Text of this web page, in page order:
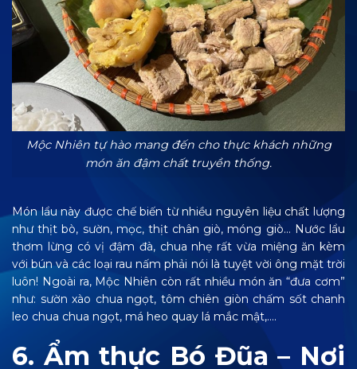
Mộc Nhiên tự hào mang đến cho thực khách những
món ăn đậm chất truyền thống.
Món lẩu này được chế biến từ nhiều nguyên liệu chất lượng
như thịt bò, sườn, mọc, thịt chân giò, móng giò… Nước lẩu
thơm lừng có vị đậm đà, chua nhẹ rất vừa miệng ăn kèm
với bún và các loại rau nấm phải nói là tuyệt vời ông mặt trời
luôn! Ngoài ra, Mộc Nhiên còn rất nhiều món ăn “đưa cơm”
như: sườn xào chua ngọt, tôm chiên giòn chấm sốt chanh
leo chua chua ngọt, má heo quay lá mắc mật,….
6. Ẩm thực Bó Đũa – Nơi